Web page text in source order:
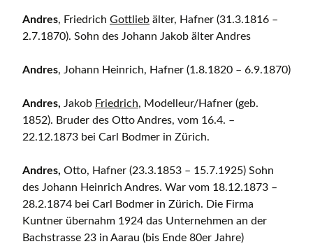
Andres, Friedrich Gottlieb älter, Hafner (31.3.1816 –
2.7.1870). Sohn des Johann Jakob älter Andres
Andres, Johann Heinrich, Hafner (1.8.1820 – 6.9.1870)
Andres, Jakob Friedrich, Modelleur/Hafner (geb.
1852). Bruder des Otto Andres, vom 16.4. –
22.12.1873 bei Carl Bodmer in Zürich.
Andres, Otto, Hafner (23.3.1853 – 15.7.1925) Sohn
des Johann Heinrich Andres. War vom 18.12.1873 –
28.2.1874 bei Carl Bodmer in Zürich. Die Firma
Kuntner übernahm 1924 das Unternehmen an der
Bachstrasse 23 in Aarau (bis Ende 80er Jahre)